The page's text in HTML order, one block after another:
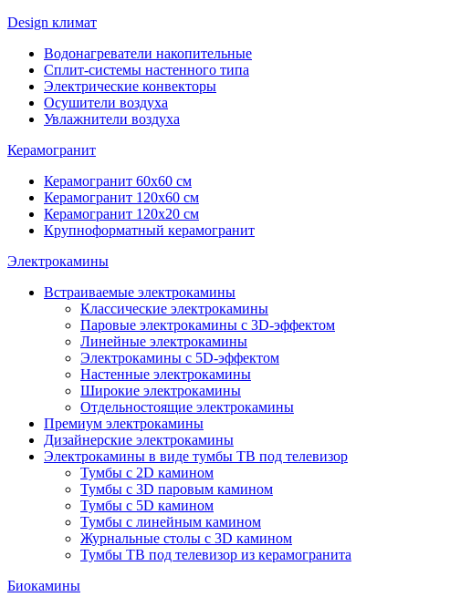
Design климат
Водонагреватели накопительные
Сплит-системы настенного типа
Электрические конвекторы
Осушители воздуха
Увлажнители воздуха
Керамогранит
Керамогранит 60х60 см
Керамогранит 120х60 см
Керамогранит 120х20 см
Крупноформатный керамогранит
Электрокамины
Встраиваемые электрокамины
Классические электрокамины
Паровые электрокамины с 3D-эффектом
Линейные электрокамины
Электрокамины с 5D-эффектом
Настенные электрокамины
Широкие электрокамины
Отдельностоящие электрокамины
Премиум электрокамины
Дизайнерские электрокамины
Электрокамины в виде тумбы ТВ под телевизор
Тумбы с 2D камином
Тумбы с 3D паровым камином
Тумбы с 5D камином
Тумбы с линейным камином
Журнальные столы с 3D камином
Тумбы ТВ под телевизор из керамогранита
Биокамины